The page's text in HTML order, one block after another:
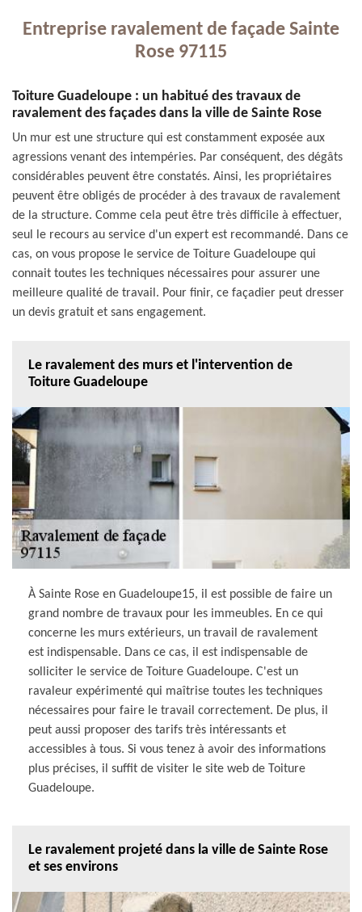
Entreprise ravalement de façade Sainte
Rose 97115
Toiture Guadeloupe : un habitué des travaux de
ravalement des façades dans la ville de Sainte Rose
Un mur est une structure qui est constamment exposée aux
agressions venant des intempéries. Par conséquent, des dégâts
considérables peuvent être constatés. Ainsi, les propriétaires
peuvent être obligés de procéder à des travaux de ravalement
de la structure. Comme cela peut être très difficile à effectuer,
seul le recours au service d'un expert est recommandé. Dans ce
cas, on vous propose le service de Toiture Guadeloupe qui
connait toutes les techniques nécessaires pour assurer une
meilleure qualité de travail. Pour finir, ce façadier peut dresser
un devis gratuit et sans engagement.
Le ravalement des murs et l'intervention de
Toiture Guadeloupe
À Sainte Rose en Guadeloupe15, il est possible de faire un
grand nombre de travaux pour les immeubles. En ce qui
concerne les murs extérieurs, un travail de ravalement
est indispensable. Dans ce cas, il est indispensable de
solliciter le service de Toiture Guadeloupe. C'est un
ravaleur expérimenté qui maîtrise toutes les techniques
nécessaires pour faire le travail correctement. De plus, il
peut aussi proposer des tarifs très intéressants et
accessibles à tous. Si vous tenez à avoir des informations
plus précises, il suffit de visiter le site web de Toiture
Guadeloupe.
Le ravalement projeté dans la ville de Sainte Rose
et ses environs